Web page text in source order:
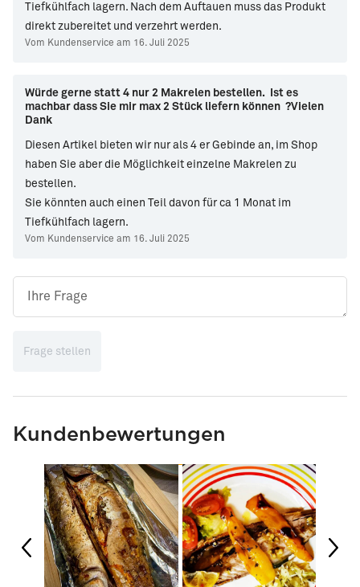
Tiefkühlfach lagern. Nach dem Auftauen muss das Produkt
direkt zubereitet und verzehrt werden.
Vom Kundenservice am 16. Juli 2025
Würde gerne statt 4 nur 2 Makrelen bestellen. Ist es
machbar dass Sie mir max 2 Stück liefern können ?Vielen
Dank
Diesen Artikel bieten wir nur als 4 er Gebinde an, im Shop
haben Sie aber die Möglichkeit einzelne Makrelen zu
bestellen.
Sie könnten auch einen Teil davon für ca 1 Monat im
Tiefkühlfach lagern.
Vom Kundenservice am 16. Juli 2025
Frage stellen
Kundenbewertungen